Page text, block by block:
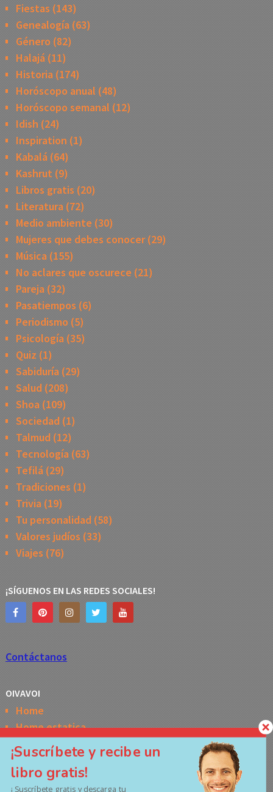
Fiestas (143)
Genealogía(63)
Género (82)
Halajá(11)
Historia(174)
Horóscopo anual (48)
Horóscopo semanal (12)
Idish (24)
Inspiration (1)
Kabalá(64)
Kashrut (9)
Libros gratis (20)
Literatura(72)
Medio ambiente (30)
Mujeres que debes conocer(29)
Música(155)
No aclares que oscurece (21)
Pareja(32)
Pasatiempos (6)
Periodismo (5)
Psicología(35)
Quiz (1)
Sabiduría(29)
Salud (208)
Shoa(109)
Sociedad(1)
Talmud (12)
Tecnología(63)
Tefilá(29)
Tradiciones (1)
Trivia(19)
Tu personalidad(58)
Valores judíos (33)
Viajes (76)
¡SÍGUENOS EN LAS REDES SOCIALES!
Contáctanos
OIVAVOI
Home
Home estatica
Horóscopo semanal de la Kabbalah
Memes
No Access
¡Suscríbete y recibe un
libro gratis!
¡ Suscríbete gratis y descarga tu